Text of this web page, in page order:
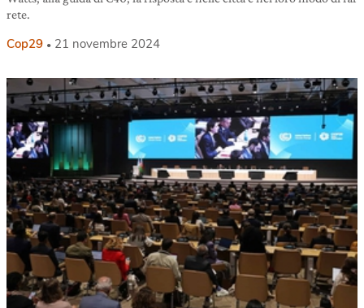
rete.
Cop29 21 novembre 2024